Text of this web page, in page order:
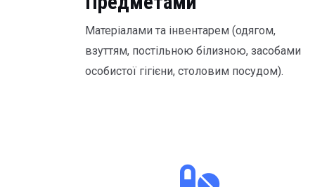
Матеріалами та інвентарем (одягом,
взуттям, постільною білизною, засобами
особистої гігієни, столовим посудом).